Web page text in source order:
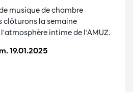
19.01.2025
musique de chambre
clôturons la semaine
intime de l'AMUZ.